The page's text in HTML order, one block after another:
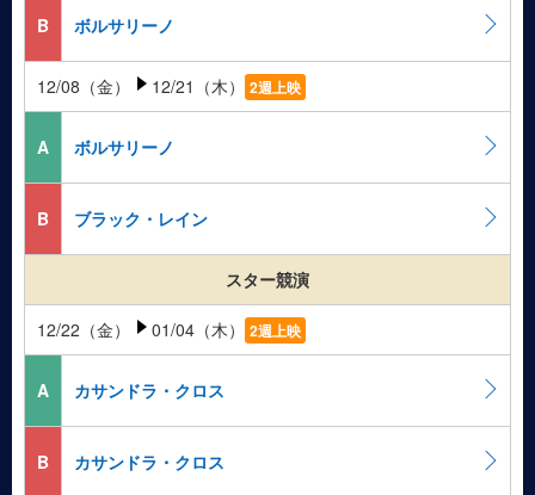
B ボルサリーノ
12/08（金） 12/21（木） 2週上映
A ボルサリーノ
B ブラック・レイン
スター競演
12/22（金） 01/04（木） 2週上映
A カサンドラ・クロス
B カサンドラ・クロス